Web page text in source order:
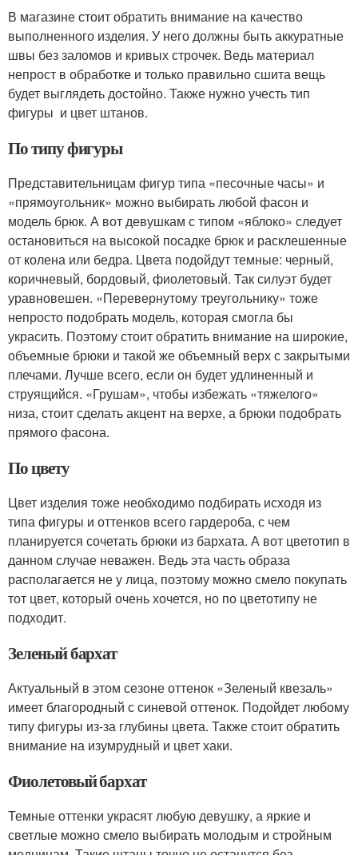
В магазине стоит обратить внимание на качество
выполненного изделия. У него должны быть аккуратные
швы без заломов и кривых строчек. Ведь материал
непрост в обработке и только правильно сшита вещь
будет выглядеть достойно. Также нужно учесть тип
фигуры и цвет штанов.
По типу фигуры
Представительницам фигур типа «песочные часы» и
«прямоугольник» можно выбирать любой фасон и
модель брюк. А вот девушкам с типом «яблоко» следует
остановиться на высокой посадке брюк и расклешенные
от колена или бедра. Цвета подойдут темные: черный,
коричневый, бордовый, фиолетовый. Так силуэт будет
уравновешен. «Перевернутому треугольнику» тоже
непросто подобрать модель, которая смогла бы
украсить. Поэтому стоит обратить внимание на широкие,
объемные брюки и такой же объемный верх с закрытыми
плечами. Лучше всего, если он будет удлиненный и
струящийся. «Грушам», чтобы избежать «тяжелого»
низа, стоит сделать акцент на верхе, а брюки подобрать
прямого фасона.
По цвету
Цвет изделия тоже необходимо подбирать исходя из
типа фигуры и оттенков всего гардероба, с чем
планируется сочетать брюки из бархата. А вот цветотип в
данном случае неважен. Ведь эта часть образа
располагается не у лица, поэтому можно смело покупать
тот цвет, который очень хочется, но по цветотипу не
подходит.
Зеленый бархат
Актуальный в этом сезоне оттенок «Зеленый квезаль»
имеет благородный с синевой оттенок. Подойдет любому
типу фигуры из-за глубины цвета. Также стоит обратить
внимание на изумрудный и цвет хаки.
Фиолетовый бархат
Темные оттенки украсят любую девушку, а яркие и
светлые можно смело выбирать молодым и стройным